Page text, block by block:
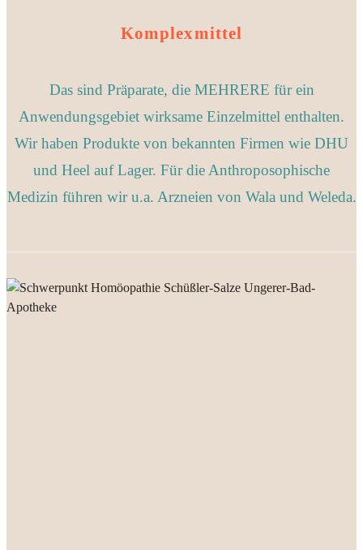
Komplexmittel
Das sind Präparate, die MEHRERE für ein
Anwendungsgebiet wirksame Einzelmittel enthalten.
Wir haben Produkte von bekannten Firmen wie DHU
und Heel auf Lager. Für die Anthroposophische
Medizin führen wir u.a. Arzneien von Wala und Weleda.